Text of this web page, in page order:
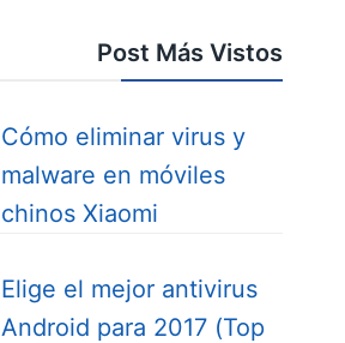
Post Más Vistos
Cómo eliminar virus y
malware en móviles
chinos Xiaomi
Elige el mejor antivirus
Android para 2017 (Top